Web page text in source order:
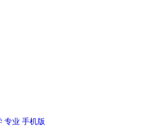
专业 手机版